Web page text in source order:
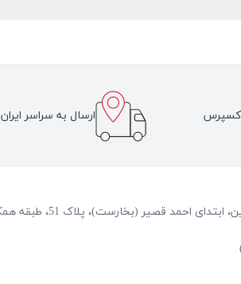
ارسال به سراسر ایران
احمد قصیر (بخارست)، پلاک 51، طبقه همکف